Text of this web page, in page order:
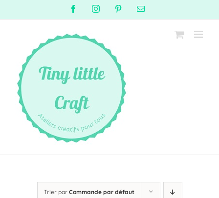
FacebookInstagramPinterestEmail
Trier par Commande par défaut